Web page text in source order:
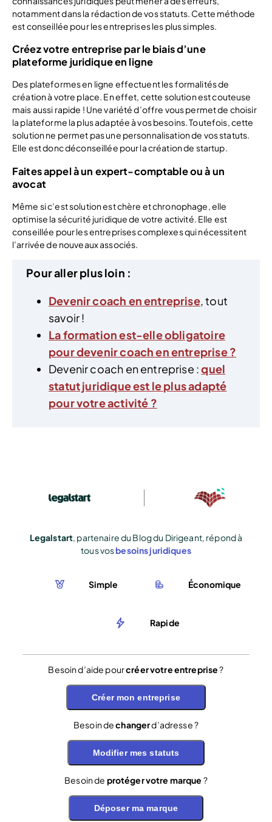
notamment dans la rédaction de vos statuts. Cette méthode
est conseillée pour les entreprises les plus simples.
Créez votre entreprise par le biais d’une
plateforme juridique en ligne
Des plateformes en ligne effectuent les formalités de
création à votre place. En effet, cette solution est couteuse
mais aussi rapide ! Une variété d’offre vous permet de choisir
la plateforme la plus adaptée à vos besoins. Toutefois, cette
solution ne permet pas une personnalisation de vos statuts.
Elle est donc déconseillée pour la création de startup.
Faites appel à un expert-comptable ou à un
avocat
Même si c’est solution est chère et chronophage, elle
optimise la sécurité juridique de votre activité. Elle est
conseillée pour les entreprises complexes qui nécessitent
l’arrivée de nouveaux associés.
Pour aller plus loin :
Devenir coach en entreprise, tout
savoir !
La formation est-elle obligatoire
pour devenir coach en entreprise ?
Devenir coach en entreprise :quel
statut juridique est le plus adapté
pour votre activité ?
Legalstart, partenaire du Blog du Dirigeant, répond à
tous vosbesoins juridiques
Simple Économique
Rapide
Besoin d’aide pourcréer votre entreprise?
Créer mon entreprise
Besoin dechangerd’adresse ?
Modifier mes statuts
Besoin de protéger votre marque ?
Déposer ma marque